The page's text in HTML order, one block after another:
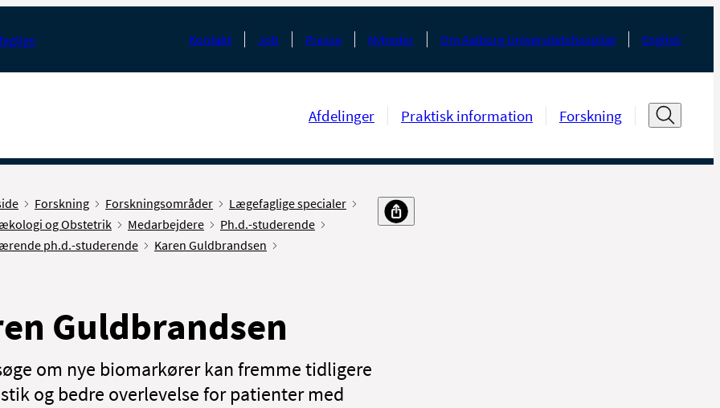
Kontakt Job Presse Nyheder Om Aalborg Universitetshospital English
Afdelinger Praktisk information Forskning
Forskning Forskningsområder
Lægefaglige specialer
og Obstetrik
Medarbejdere
Ph.d.-studerende
ph.d.-studerende
Karen Guldbrandsen
Guldbrandsen
om nye biomarkører kan fremme tidligere
og bedre overlevelse for patienter med